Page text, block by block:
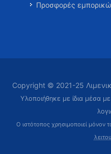
Προσφορές
Copyright © 2021-25
Υλοποιήθηκε με ίδια μέσα
Ο ιστότοπος χρησιμοποιεί μόνον